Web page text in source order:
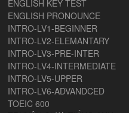
ENGLISH KEY TEST
ENGLISH PRONOUNCE
INTRO-LV1-BEGINNER
INTRO-LV2-ELEMANTARY
INTRO-LV3-PRE-INTER
INTRO-LV4-INTERMEDIATE
INTRO-LV5-UPPER
INTRO-LV6-ADVANDCED
TOEIC 600